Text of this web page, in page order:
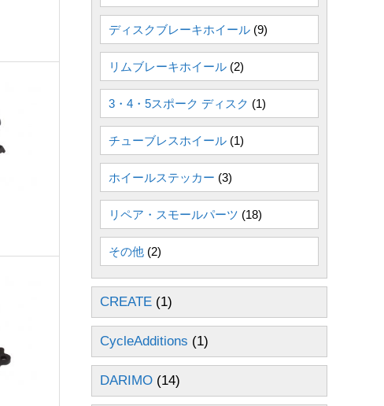
ディスクブレーキホイール (9)
リムブレーキホイール (2)
3・4・5スポーク ディスク (1)
チューブレスホイール (1)
ホイールステッカー (3)
リペア・スモールパーツ (18)
その他 (2)
CREATE (1)
CycleAdditions (1)
DARIMO (14)